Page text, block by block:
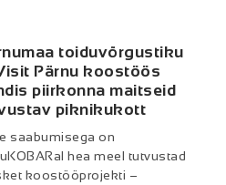
toiduvõrgustiku
Pärnu koostöös
piirkonna maitseid
piknikukott
saabumisega on
hea meel tutvustad
koostööprojekti –